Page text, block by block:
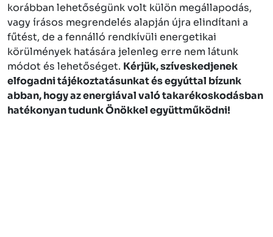
korábban lehetőségünk volt külön megállapodás,
vagy írásos megrendelés alapján újra elindítani a
fűtést, de a fennálló rendkívüli energetikai
körülmények hatására jelenleg erre nem látunk
módot és lehetőséget. Kérjük, szíveskedjenek
elfogadni tájékoztatásunkat és egyúttal bízunk
abban, hogy az energiával való takarékoskodásban
hatékonyan tudunk Önökkel együttműködni!